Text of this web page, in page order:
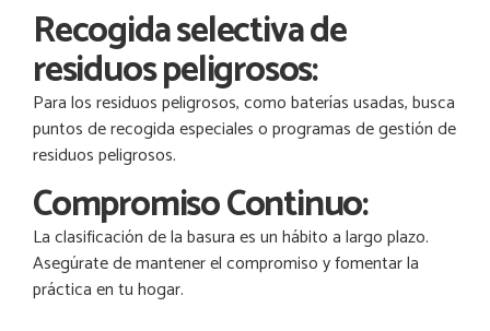
Recogida selectiva de
residuos peligrosos:
Para los residuos peligrosos, como baterías usadas, busca
puntos de recogida especiales o programas de gestión de
residuos peligrosos.
Compromiso Continuo:
La clasificación de la basura es un hábito a largo plazo.
Asegúrate de mantener el compromiso y fomentar la
práctica en tu hogar.